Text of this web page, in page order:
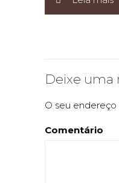
Deixe uma
O seu
Comentário